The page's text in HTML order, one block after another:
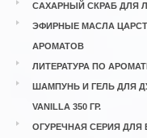
САХАРНЫЙ СКРАБ ДЛЯ
ЭФИРНЫЕ МАСЛА
АРОМАТОВ
ЛИТЕРАТУРА ПО
ШАМПУНЬ И ГЕЛЬ ДЛЯ
VANILLA 350 ГР.
ОГУРЕЧНАЯ СЕРИЯ ДЛЯ